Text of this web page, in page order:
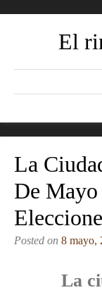
El
La
De
Posted on 8 mayo,
La